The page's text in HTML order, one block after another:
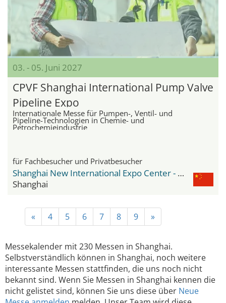
03. - 05. Juni 2027
CPVF Shanghai International Pump Valve
Pipeline Expo
Internationale Messe für Pumpen-, Ventil- und
Pipeline-Technologien in Chemie- und
Petrochemieindustrie
für Fachbesucher und Privatbesucher
Shanghai New International Expo Center - SNIEC
Shanghai
« 4 5 6 7 8 9 »
Messekalender mit 230 Messen in Shanghai.
Selbstverständlich können in Shanghai, noch weitere
interessante Messen stattfinden, die uns noch nicht
bekannt sind. Wenn Sie Messen in Shanghai kennen die
nicht gelistet sind, können Sie uns diese über Neue